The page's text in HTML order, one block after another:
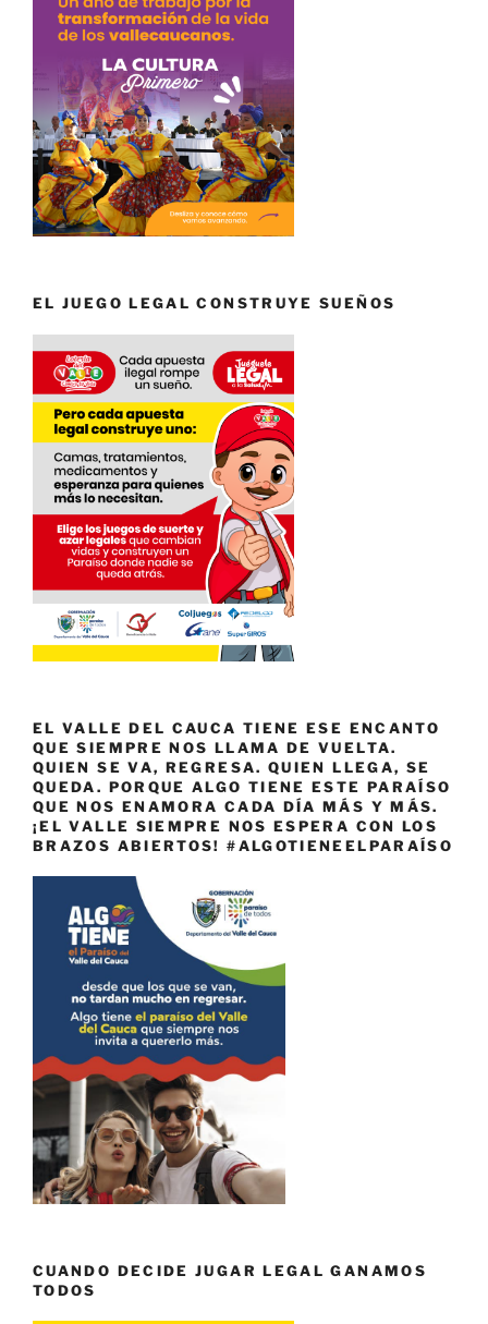
EL JUEGO LEGAL CONSTRUYE SUEÑOS
EL VALLE DEL CAUCA TIENE ESE ENCANTO
QUE SIEMPRE NOS LLAMA DE VUELTA.
QUIEN SE VA, REGRESA. QUIEN LLEGA, SE
QUEDA. PORQUE ALGO TIENE ESTE PARAÍSO
QUE NOS ENAMORA CADA DÍA MÁS Y MÁS.
¡EL VALLE SIEMPRE NOS ESPERA CON LOS
BRAZOS ABIERTOS! #ALGOTIENEELPARAÍSO
CUANDO DECIDE JUGAR LEGAL GANAMOS
TODOS